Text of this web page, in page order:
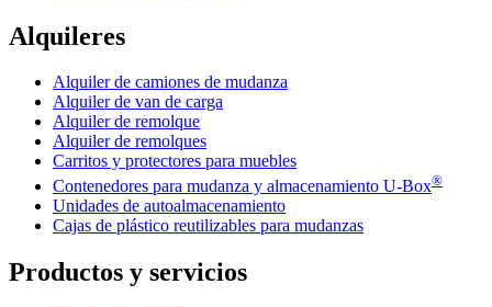
Alquileres
Alquiler de camiones de mudanza
Alquiler de van de carga
Alquiler de remolque
Alquiler de remolques
Carritos y protectores para muebles
Contenedores para mudanza y almacenamiento U-Box®
Unidades de autoalmacenamiento
Cajas de plástico reutilizables para mudanzas
Productos y servicios